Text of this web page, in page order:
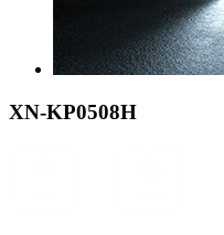
XN-KP0508H